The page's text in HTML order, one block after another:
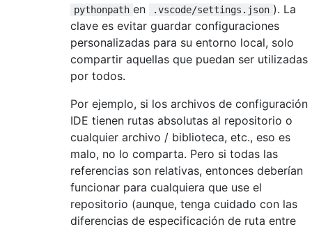
pythonpath en .vscode/settings.json ). La
clave es evitar guardar configuraciones
personalizadas para su entorno local, solo
compartir aquellas que puedan ser utilizadas
por todos.
Por ejemplo, si los archivos de configuración
IDE tienen rutas absolutas al repositorio o
cualquier archivo / biblioteca, etc., eso es
malo, no lo comparta. Pero si todas las
referencias son relativas, entonces deberían
funcionar para cualquiera que use el
repositorio (aunque, tenga cuidado con las
diferencias de especificación de ruta entre